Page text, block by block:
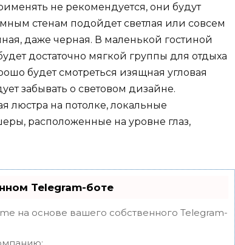
не рекомендуется, они будут
стенам подойдет светлая или совсем
даже черная. В маленькой гостиной
достаточно мягкой группы для отдыха
будет смотреться изящная угловая
забывать о световом дизайне.
люстра на потолке, локальные
расположенные на уровне глаз,
Telegram-боте
на основе вашего собственного Telegram-